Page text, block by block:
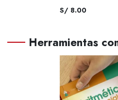
S/ 8.00
Herramientas